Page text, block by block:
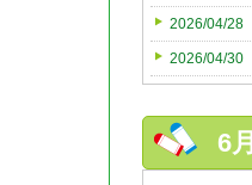
2026/04/28
2026/04/30
6月